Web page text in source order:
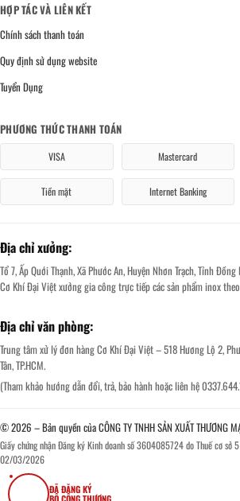
HỢP TÁC VÀ LIÊN KẾT
Chính sách thanh toán
Quy định sử dụng website
Tuyển Dụng
PHƯƠNG THỨC THANH TOÁN
VISA Mastercard
Tiền mặt Internet Banking
Địa chỉ xưởng:
Tổ 7, Ấp Quới Thạnh, Xã Phước An, Huyện Nhơn Trạch, Tỉnh Đồng
Cơ Khí Đại Việt xưởng gia công trực tiếp các sản phẩm inox
Địa chỉ văn phòng:
Trung tâm xử lý đơn hàng Cơ Khí Đại Việt – 518 Hương Lộ 2,
Tân, TP.HCM.
(Tham khảo hướng dẫn đổi, trả, bảo hành hoặc liên hệ
© 2026 – Bản quyền của CÔNG TY TNHH SẢN XUẤT THƯƠNG
Giấy chứng nhận Đăng ký Kinh doanh số 3604085724 do Thuế cơ sở
02/03/2026
ĐÃ ĐĂNG KÝ
BỘ CÔNG THƯƠNG